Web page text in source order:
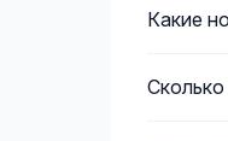
Какие